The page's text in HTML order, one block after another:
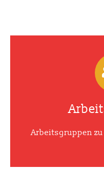
Arbeitsgruppen